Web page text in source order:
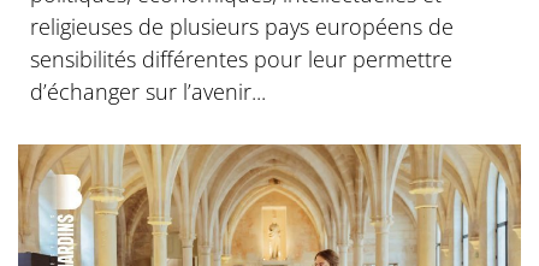
religieuses de plusieurs pays européens de
sensibilités différentes pour leur permettre
d’échanger sur l’avenir...